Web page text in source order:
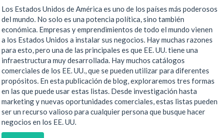
Los Estados Unidos de América es uno de los países más poderosos
del mundo. No solo es una potencia política, sino también
económica. Empresas y emprendimientos de todo el mundo vienen
a los Estados Unidos a instalar sus negocios. Hay muchas razones
para esto, pero una de las principales es que EE. UU. tiene una
infraestructura muy desarrollada. Hay muchos catálogos
comerciales de los EE. UU., que se pueden utilizar para diferentes
propósitos. En esta publicación de blog, exploraremos tres formas
en las que puede usar estas listas. Desde investigación hasta
marketing y nuevas oportunidades comerciales, estas listas pueden
ser un recurso valioso para cualquier persona que busque hacer
negocios en los EE. UU.